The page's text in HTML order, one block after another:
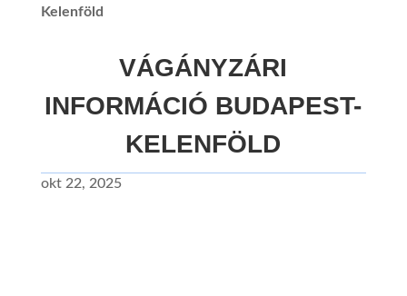
Kelenföld
VÁGÁNYZÁRI
INFORMÁCIÓ BUDAPEST-
KELENFÖLD
okt 22, 2025